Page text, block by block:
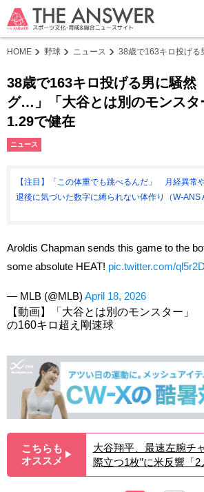
HOME 野球 ニュース 38歳で163キロ投げ
38歳で163キロ投げる男に騒然
グ…」「大谷とは別のモンス
1.29で健在
ニュース
【注目】「この体重でも跳べるんだ」 月経異常
退後に気づいた数字に縛られない体作り（W-ANS
Aroldis Chapman sends this game to the
some absolute HEAT! pic.twitter.com/
— MLB (@MLB) April 18, 2026
【動画】「大谷とは別のモンスター
の160キロ超え剛速球
こちらも
オススメ ▶︎
大谷翔平、最速左腕チ
際立つ1枚”に米反響「2